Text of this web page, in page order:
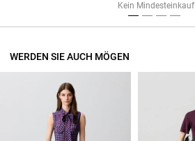
Kein Mindesteinkauf
WERDEN SIE AUCH MÖGEN